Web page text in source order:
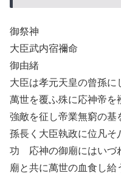
御祭神
大臣武内宿禰命
御由緒
大臣は孝元天皇の曾孫
萬世を覆ふ殊に応神帝を
強敵を征し帝業無窮の
孫長く大臣執政に位凡
功 応神の御廟にはいづ
廟と共に萬世の血食し